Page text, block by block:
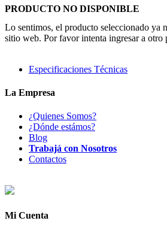
PRODUCTO NO DISPONIBLE
Lo sentimos, el producto seleccionado ya
sitio web. Por favor intenta ingresar a otro
Especificaciones Técnicas
La Empresa
¿Quienes Somos?
¿Dónde estámos?
Blog
Trabajá con Nosotros
Contactos
Mi Cuenta